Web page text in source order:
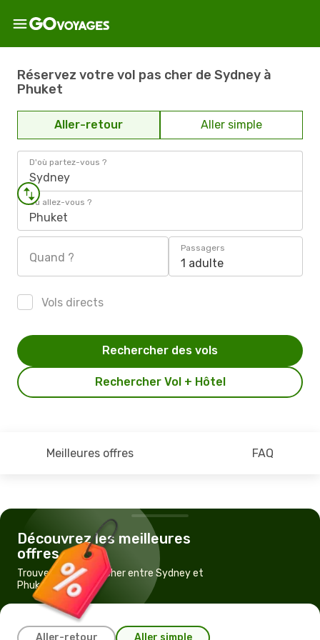
Réservez votre vol pas cher de Sydney à
Phuket
Aller-retour Aller simple
D'où partez-vous ?
Sydney
Où allez-vous ?
Phuket
Quand ?
Passagers
1 adulte
Vols directs
Rechercher Vol + Hôtel
Rechercher des vols
Meilleures offres FAQ
Découvrez les meilleures
offres
Trouvez un vol pas cher entre Sydney et
Phuket
Aller-retour Aller simple